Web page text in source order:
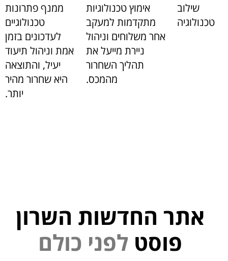
שילוב
טכנולוגיה
אימוץ טכנולוגיות
מתקדמות למעקב
אחר משלוחים וניהול
ניירת מייעל את
תהליך השחרור
מהמכס.
ממנף פתרונות
טכנולוגיים
לעדכונים בזמן
אמת וניהול תיעוד
יעיל, והתוצאה
היא שחרור מהיר
יותר.
אתר החדשות השרון
פוסט
כולם פ